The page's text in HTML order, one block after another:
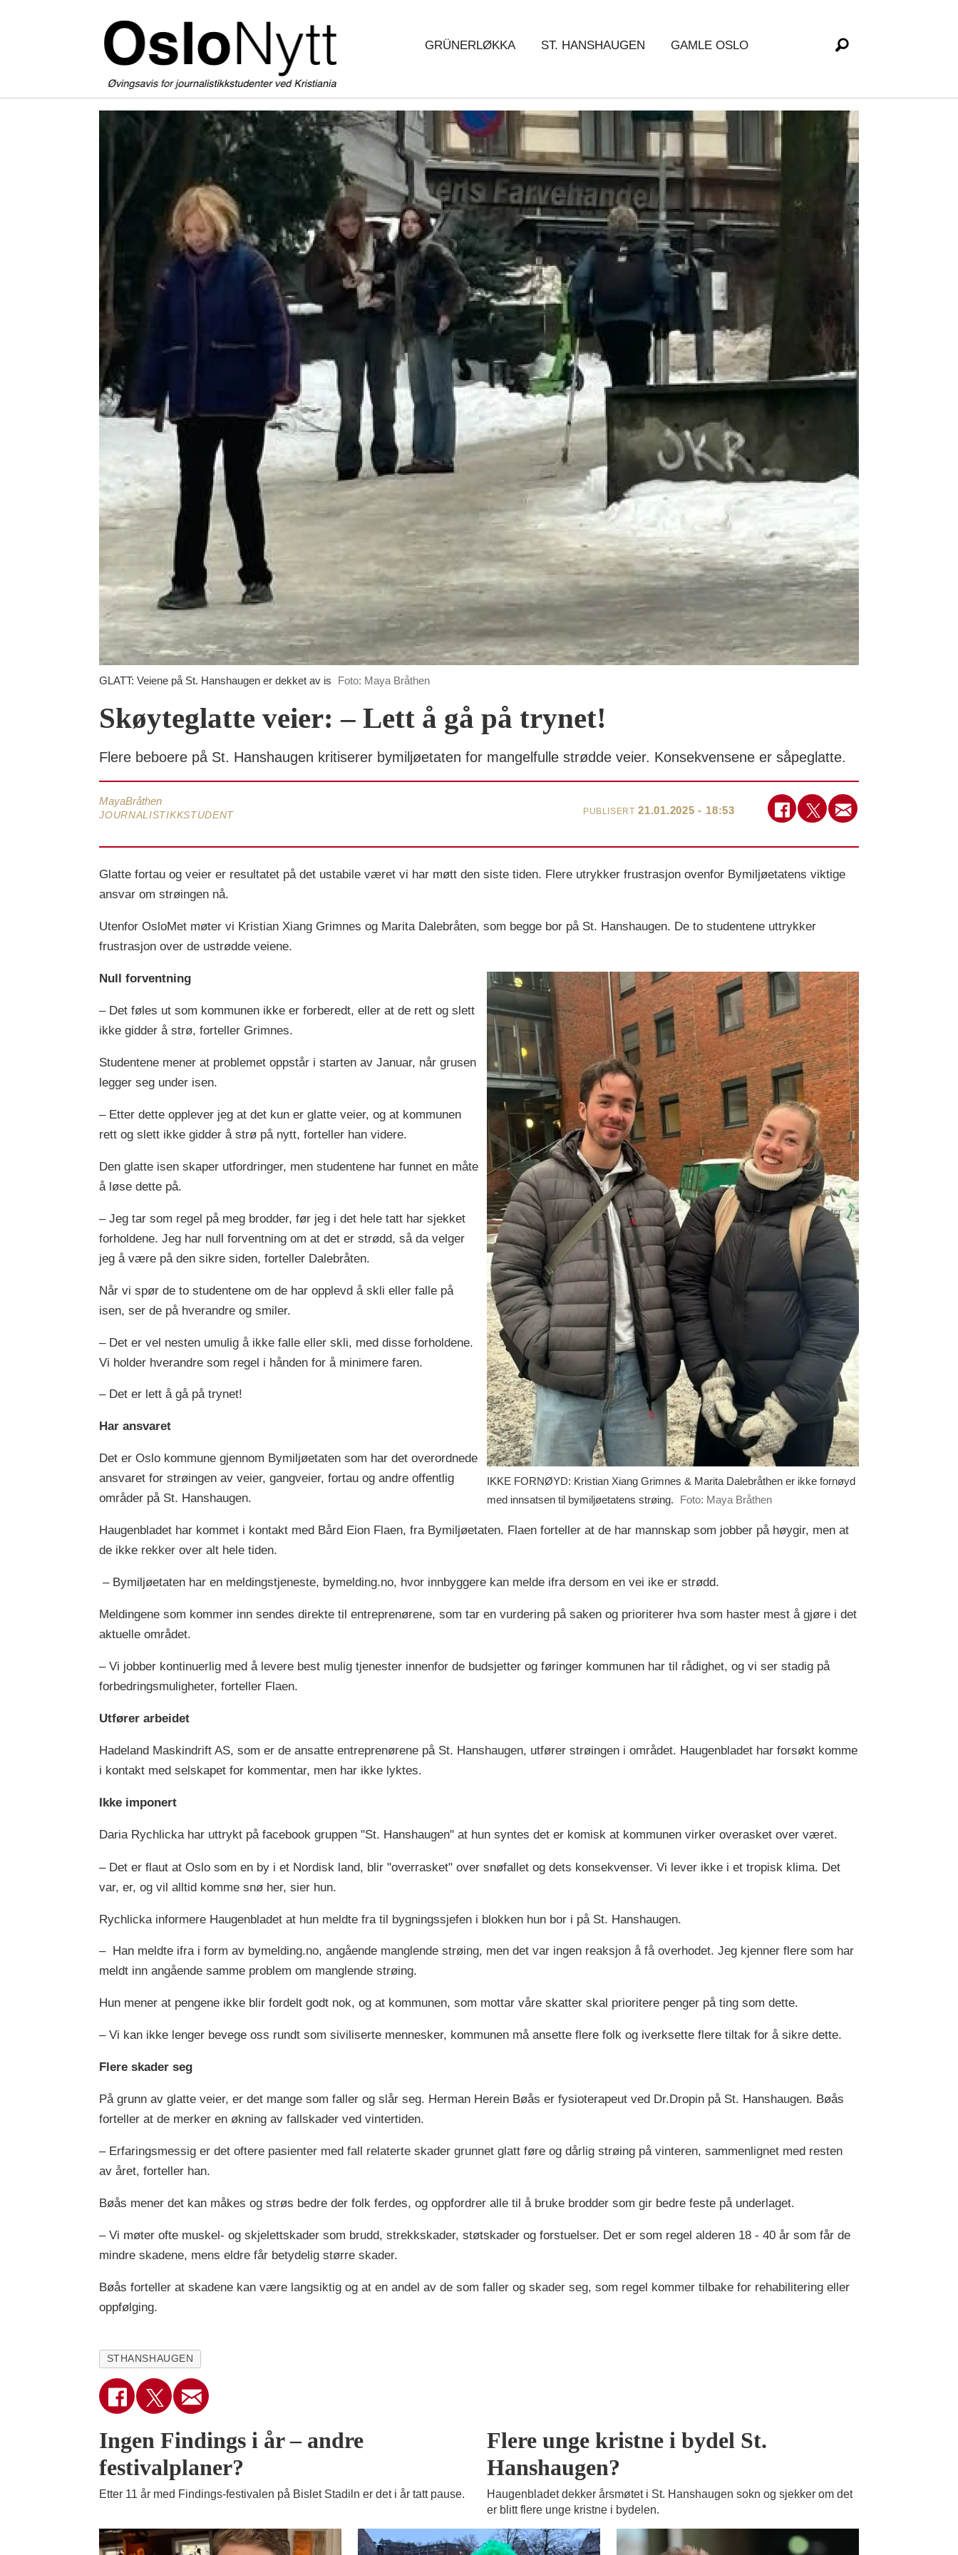
GRÜNERLØKKA ST. HANSHAUGEN GAMLE OSLO
GLATT: Veiene på St. Hanshaugen er dekket av is Foto: Maya Bråthen
Skøyteglatte veier: – Lett å gå på trynet!
Flere beboere på St. Hanshaugen kritiserer bymiljøetaten for mangelfulle strødde veier. Konsekvensene er såpeglatte.
MayaBråthen
JOURNALISTIKKSTUDENT PUBLISERT 21.01.2025 - 18:53
Glatte fortau og veier er resultatet på det ustabile været vi har møtt den siste tiden. Flere utrykker frustrasjon ovenfor Bymiljøetatens viktige
ansvar om strøingen nå.
Utenfor OsloMet møter vi Kristian Xiang Grimnes og Marita Dalebråten, som begge bor på St. Hanshaugen. De to studentene uttrykker
frustrasjon over de ustrødde veiene.
IKKE FORNØYD: Kristian Xiang Grimnes & Marita Dalebråthen er ikke fornøyd
med innsatsen til bymiljøetatens strøing.
Foto: Maya Bråthen
Null forventning
– Det føles ut som kommunen ikke er forberedt, eller at de rett og slett
ikke gidder å strø, forteller Grimnes.
Studentene mener at problemet oppstår i starten av Januar, når grusen
legger seg under isen.
– Etter dette opplever jeg at det kun er glatte veier, og at kommunen
rett og slett ikke gidder å strø på nytt, forteller han videre.
Den glatte isen skaper utfordringer, men studentene har funnet en måte
å løse dette på.
– Jeg tar som regel på meg brodder, før jeg i det hele tatt har sjekket
forholdene. Jeg har null forventning om at det er strødd, så da velger
jeg å være på den sikre siden, forteller Dalebråten.
Når vi spør de to studentene om de har opplevd å skli eller falle på
isen, ser de på hverandre og smiler.
– Det er vel nesten umulig å ikke falle eller skli, med disse forholdene.
Vi holder hverandre som regel i hånden for å minimere faren.
– Det er lett å gå på trynet!
Har ansvaret
Det er Oslo kommune gjennom Bymiljøetaten som har det overordnede
ansvaret for strøingen av veier, gangveier, fortau og andre offentlig
områder på St. Hanshaugen.
Haugenbladet har kommet i kontakt med Bård Eion Flaen, fra Bymiljøetaten. Flaen forteller at de har mannskap som jobber på høygir, men at
de ikke rekker over alt hele tiden.
– Bymiljøetaten har en meldingstjeneste, bymelding.no, hvor innbyggere kan melde ifra dersom en vei ike er strødd.
Meldingene som kommer inn sendes direkte til entreprenørene, som tar en vurdering på saken og prioriterer hva som haster mest å gjøre i det
aktuelle området.
– Vi jobber kontinuerlig med å levere best mulig tjenester innenfor de budsjetter og føringer kommunen har til rådighet, og vi ser stadig på
forbedringsmuligheter, forteller Flaen.
Utfører arbeidet
Hadeland Maskindrift AS, som er de ansatte entreprenørene på St. Hanshaugen, utfører strøingen i området. Haugenbladet har forsøkt komme
i kontakt med selskapet for kommentar, men har ikke lyktes.
Ikke imponert
Daria Rychlicka har uttrykt på facebook gruppen "St. Hanshaugen" at hun syntes det er komisk at kommunen virker overasket over været.
– Det er flaut at Oslo som en by i et Nordisk land, blir "overrasket" over snøfallet og dets konsekvenser. Vi lever ikke i et tropisk klima. Det
var, er, og vil alltid komme snø her, sier hun.
Rychlicka informere Haugenbladet at hun meldte fra til bygningssjefen i blokken hun bor i på St. Hanshaugen.
– Han meldte ifra i form av bymelding.no, angående manglende strøing, men det var ingen reaksjon å få overhodet. Jeg kjenner flere som har
meldt inn angående samme problem om manglende strøing.
Hun mener at pengene ikke blir fordelt godt nok, og at kommunen, som mottar våre skatter skal prioritere penger på ting som dette.
– Vi kan ikke lenger bevege oss rundt som siviliserte mennesker, kommunen må ansette flere folk og iverksette flere tiltak for å sikre dette.
Flere skader seg
På grunn av glatte veier, er det mange som faller og slår seg. Herman Herein Bøås er fysioterapeut ved Dr.Dropin på St. Hanshaugen. Bøås
forteller at de merker en økning av fallskader ved vintertiden.
– Erfaringsmessig er det oftere pasienter med fall relaterte skader grunnet glatt føre og dårlig strøing på vinteren, sammenlignet med resten
av året, forteller han.
Bøås mener det kan måkes og strøs bedre der folk ferdes, og oppfordrer alle til å bruke brodder som gir bedre feste på underlaget.
– Vi møter ofte muskel- og skjelettskader som brudd, strekkskader, støtskader og forstuelser. Det er som regel alderen 18 - 40 år som får de
mindre skadene, mens eldre får betydelig større skader.
Bøås forteller at skadene kan være langsiktig og at en andel av de som faller og skader seg, som regel kommer tilbake for rehabilitering eller
oppfølging.
STHANSHAUGEN
Ingen Findings i år – andre
festivalplaner?
Etter 11 år med Findings-festivalen på Bislet Stadiln er det i år tatt pause.
Flere unge kristne i bydel St.
Hanshaugen?
Haugenbladet dekker årsmøtet i St. Hanshaugen sokn og sjekker om det
er blitt flere unge kristne i bydelen.